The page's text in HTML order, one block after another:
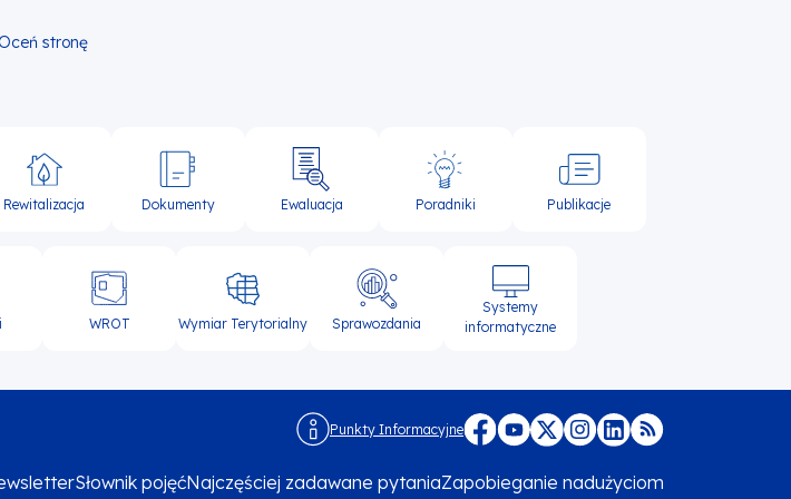
stronę
Rewitalizacja Dokumenty Ewaluacja Poradniki Publikacje
WROT Wymiar Terytorialny Sprawozdania
Systemy
informatyczne
Punkty Informacyjne
Menu
footer
Słownik pojęćNajczęściej zadawane pytaniaZapobieganie nadużyciom